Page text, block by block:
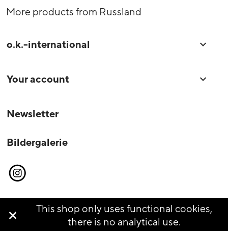
More products from Russland
o.k.-international 
Your account 
Newsletter
Bildergalerie
Instagram

This shop only uses functional cookies,
there is no analytical use.
© o.k.-international 2026